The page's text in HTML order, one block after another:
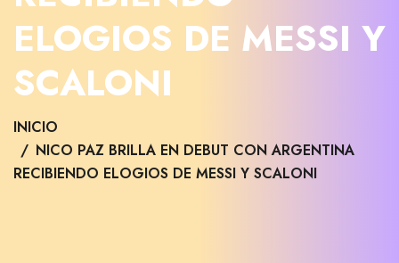
ELOGIOS DE MESSI Y
SCALONI
INICIO
NICO PAZ BRILLA EN DEBUT CON ARGENTINA
RECIBIENDO ELOGIOS DE MESSI Y SCALONI